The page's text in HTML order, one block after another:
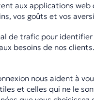
aux applications web
vos goûts et vos
de trafic pour
besoins de nos
nous aident à
et celles qui ne le